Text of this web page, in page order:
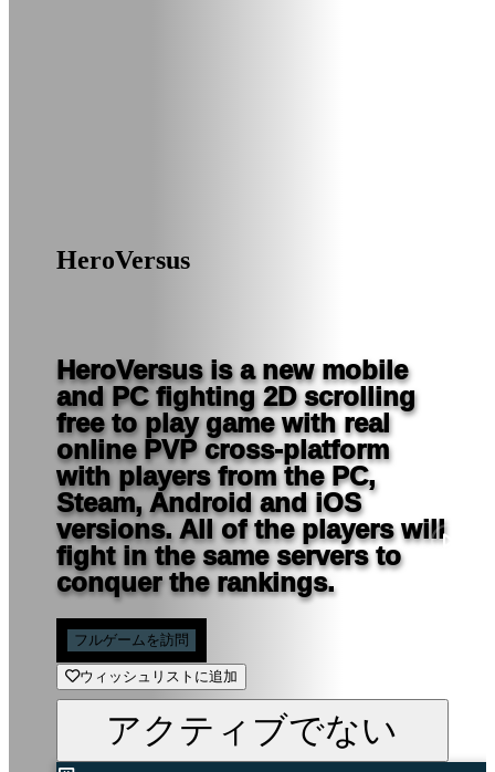
HeroVersus
HeroVersus is a new mobile
and PC fighting 2D scrolling
free to play game with real
online PVP cross-platform
with players from the PC,
Steam, Android and iOS
versions. All of the players will
fight in the same servers to
conquer the rankings.
フルゲームを訪問
ウィッシュリストに追加
アクティブでない